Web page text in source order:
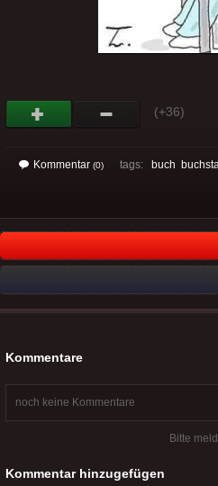
(+36)
Kommentar (0) tags: buch
Kommentare
noch keine Kommentare
Bitte
Kommentar hinzugefügen